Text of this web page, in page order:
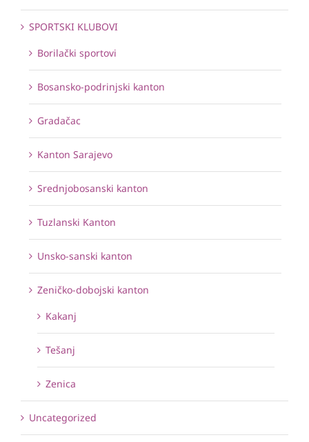
SPORTSKI KLUBOVI
Borilački sportovi
Bosansko-podrinjski kanton
Gradačac
Kanton Sarajevo
Srednjobosanski kanton
Tuzlanski Kanton
Unsko-sanski kanton
Zeničko-dobojski kanton
Kakanj
Tešanj
Zenica
Uncategorized